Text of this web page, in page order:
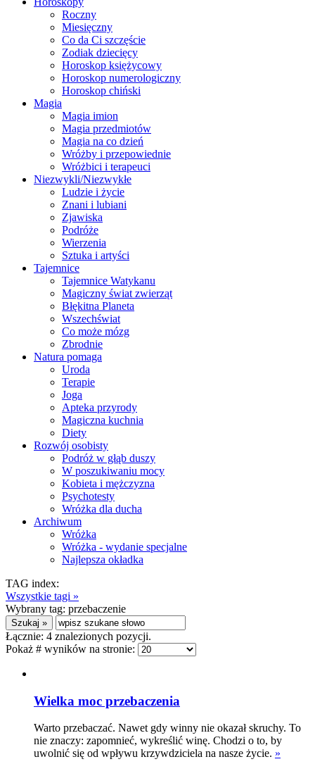
Roczny
Miesięczny
Co da Ci szczęście
Zodiak dziecięcy
Horoskop księżycowy
Horoskop numerologiczny
Horoskop chiński
Magia
Magia imion
Magia przedmiotów
Magia na co dzień
Wróżby i przepowiednie
Wróżbici i terapeuci
Niezwykli/Niezwykłe
Ludzie i życie
Znani i lubiani
Zjawiska
Podróże
Wierzenia
Sztuka i artyści
Tajemnice
Tajemnice Watykanu
Magiczny świat zwierząt
Błękitna Planeta
Wszechświat
Co może mózg
Zbrodnie
Natura pomaga
Uroda
Terapie
Joga
Apteka przyrody
Magiczna kuchnia
Diety
Rozwój osobisty
Podróż w głąb duszy
W poszukiwaniu mocy
Kobieta i mężczyzna
Psychotesty
Wróżka dla ducha
Archiwum
Wróżka
Wróżka - wydanie specjalne
Najlepsza okładka
TAG index:
Wszystkie tagi »
Wybrany tag: przebaczenie
Łącznie: 4 znalezionych pozycji.
Pokaż # wyników na stronie:
Wielka moc przebaczenia
Warto przebaczać. Nawet gdy winny nie okazał skruchy. To
nie znaczy: zapomnieć, wykreślić winę. Chodzi o to, by
uwolnić się od wpływu krzywdziciela na nasze życie. »